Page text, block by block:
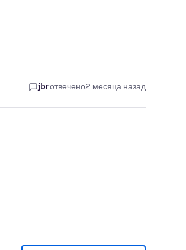
jbrотвечено2 месяца назад